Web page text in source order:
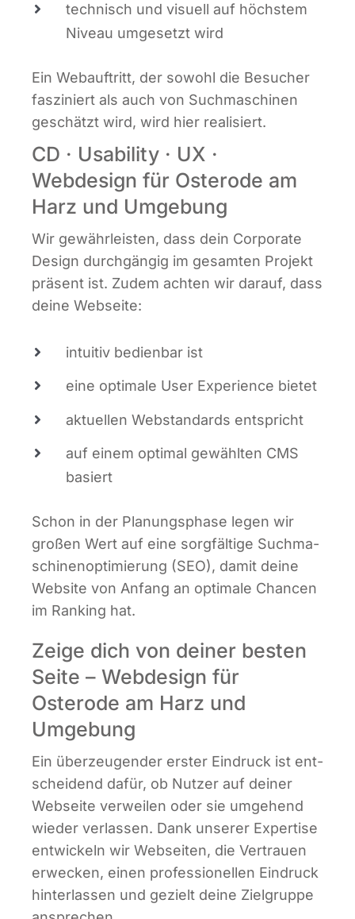
tech­nisch und visu­ell auf höchs­tem
Niveau umge­setzt wird
Ein Web­auf­tritt, der sowohl die Besu­cher
fas­zi­niert als auch von Such­ma­schi­nen
geschätzt wird, wird hier realisiert.
CD · Usability · UX ·
Webdesign für Osterode am
Harz und Umgebung
Wir gewähr­leis­ten, dass dein Cor­po­ra­te
Design durch­gän­gig im gesam­ten Pro­jekt
prä­sent ist. Zudem ach­ten wir dar­auf, dass
dei­ne Webseite:
intui­tiv bedien­bar ist
eine opti­ma­le User Expe­ri­ence bietet
aktu­el­len Web­stan­dards entspricht
auf einem opti­mal gewähl­ten CMS
basiert
Schon in der Pla­nungs­pha­se legen wir
gro­ßen Wert auf eine sorg­fäl­ti­ge Such­ma­
schi­nen­op­ti­mie­rung (SEO), damit dei­ne
Web­site von Anfang an opti­ma­le Chan­cen
im Ran­king hat.
Zeige dich von deiner besten
Seite – Webdesign für
Osterode am Harz und
Umgebung
Ein über­zeu­gen­der ers­ter Ein­druck ist ent­
schei­dend dafür, ob Nut­zer auf dei­ner
Web­sei­te ver­wei­len oder sie umge­hend
wie­der ver­las­sen. Dank unse­rer Exper­ti­se
ent­wi­ckeln wir Web­sei­ten, die Ver­trau­en
erwe­cken, einen pro­fes­sio­nel­len Ein­druck
hin­ter­las­sen und gezielt dei­ne Ziel­grup­pe